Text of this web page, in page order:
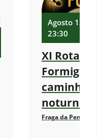
Agosto 13 @
23:30
XI Rota
Formigas-
noturna
Fraga da Pena